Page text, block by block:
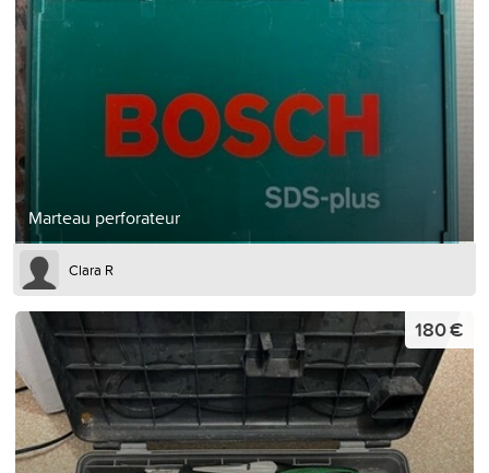
Marteau perforateur
Clara R
180 €